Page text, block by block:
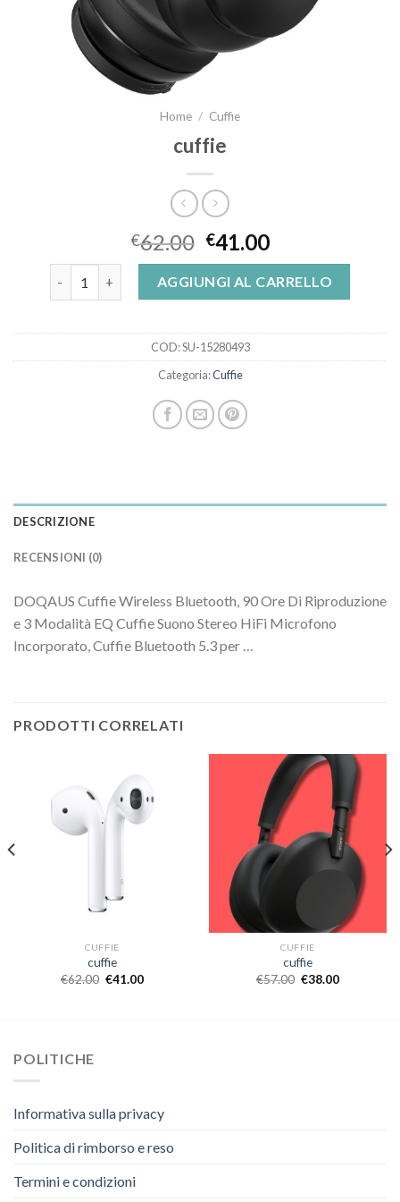
Home / Cuffie
cuffie
€62.00 €41.00
AGGIUNGI AL CARRELLO
COD:SU-15280493
Categoria:Cuffie
DESCRIZIONE
RECENSIONI (0)
DOQAUS Cuffie Wireless Bluetooth, 90 Ore Di Riproduzione
e 3 Modalità EQ Cuffie Suono Stereo HiFi Microfono
Incorporato, Cuffie Bluetooth 5.3 per …
PRODOTTI CORRELATI
CUFFIE
cuffie
€62.00 €41.00
CUFFIE
cuffie
€57.00 €38.00
POLITICHE
Informativa sulla privacy
Politica di rimborso e reso
Termini e condizioni